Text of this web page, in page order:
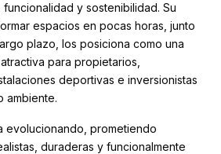
y sostenibilidad. Su
espacios en pocas horas, junto
plazo, los posiciona como una
para propietarios,
deportivas e inversionistas
ambiente.
evolucionando, prometiendo
duraderas y funcionalmente